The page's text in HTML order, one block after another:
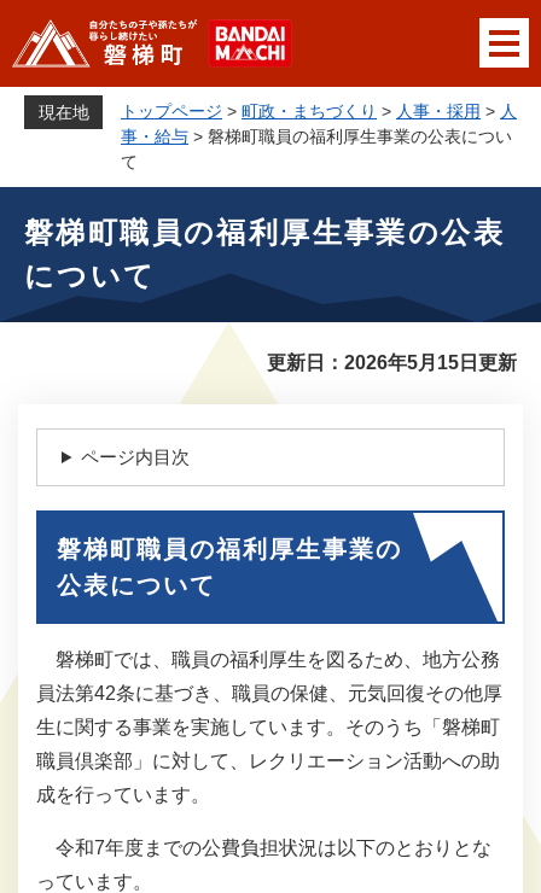
ジ
で
メニューを飛ばして本文へ
現在地 トップページ > 町政・まちづくり > 人事・採用 > 人
事・給与 > 磐梯町職員の福利厚生事業の公表につい
て
磐梯町職員の福利厚生事業の公表
について
更新日：2026年5月15日更新
ページ内目次
磐梯町職員の福利厚生事業の
公表について
磐梯町では、職員の福利厚生を図るため、地方公務
員法第42条に基づき、職員の保健、元気回復その他厚
生に関する事業を実施しています。そのうち「磐梯町
職員倶楽部」に対して、レクリエーション活動への助
成を行っています。
令和7年度までの公費負担状況は以下のとおりとな
っています。